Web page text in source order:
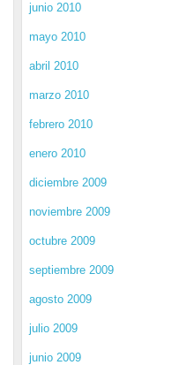
junio 2010
mayo 2010
abril 2010
marzo 2010
febrero 2010
enero 2010
diciembre 2009
noviembre 2009
octubre 2009
septiembre 2009
agosto 2009
julio 2009
junio 2009